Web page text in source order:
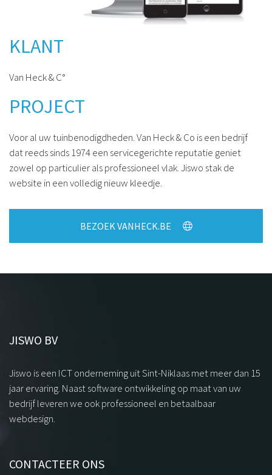
KLANT
Van Heck & C°
PROJECT
Voor al uw tuinbenodigdheden. Van Heck & Co is een bedrijf
dat reeds sinds 1974 een servicegerichte reputatie geniet
zowel op particulier als professioneel vlak. Jiswo stak de
website in een volledig nieuw kleedje.
BEZOEK VANHECK.BE
JISWO BV
Jiswo is een ICT onderneming uit Sint-Niklaas met meer dan 15
jaar ervaring. Naast software ontwikkeling op maat van uw
bedrijf leveren we ook professioneel en betaalbaar
webdesign.
CONTACTEER ONS